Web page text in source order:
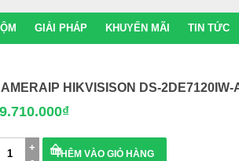
GIẢI PHÁP KHUYẾN MÃI TIN TỨC
HIKVISISON DS-2DE7120IW-
₫
THÊM VÀO GIỎ HÀNG